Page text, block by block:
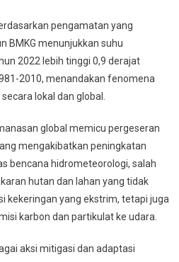
pengamatan yang
BMKG menunjukkan suhu
2022 lebih tinggi 0,9 derajat
2010, menandakan fenomena
lokal dan global.
global memicu pergeseran
mengakibatkan peningkatan
bencana hidrometeorologi, salah
hutan dan lahan yang tidak
kekeringan yang ekstrim, tetapi juga
karbon dan partikulat ke udara.
aksi mitigasi dan adaptasi